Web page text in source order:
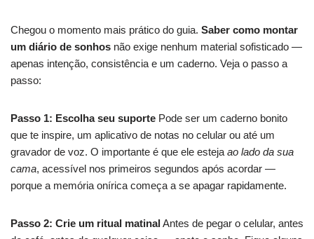
Chegou o momento mais prático do guia. Saber como montar
um diário de sonhos não exige nenhum material sofisticado —
apenas intenção, consistência e um caderno. Veja o passo a
passo:
Passo 1: Escolha seu suporte Pode ser um caderno bonito
que te inspire, um aplicativo de notas no celular ou até um
gravador de voz. O importante é que ele esteja ao lado da sua
cama, acessível nos primeiros segundos após acordar —
porque a memória onírica começa a se apagar rapidamente.
Passo 2: Crie um ritual matinalAntes de pegar o celular, antes